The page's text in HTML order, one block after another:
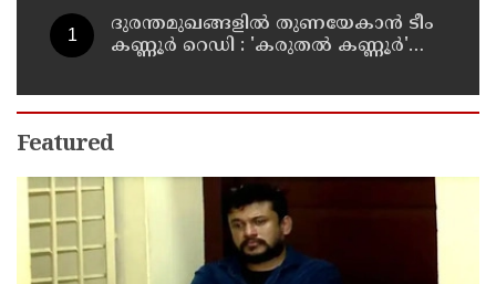
ദുരന്തമുഖങ്ങളിൽ തുണയേകാൻ ടീം
കണ്ണൂർ റെഡി : 'കരുതൽ കണ്ണൂർ'
Featured